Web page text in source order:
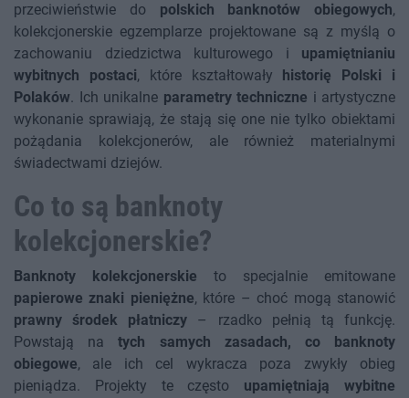
przeciwieństwie do polskich banknotów obiegowych,
kolekcjonerskie egzemplarze projektowane są z myślą o
zachowaniu dziedzictwa kulturowego i upamiętnianiu
wybitnych postaci, które kształtowały
historię Polski i
Polaków. Ich unikalne parametry techniczne i artystyczne
wykonanie sprawiają, że stają się one nie tylko obiektami
pożądania kolekcjonerów, ale również materialnymi
świadectwami dziejów.
Co to są banknoty
kolekcjonerskie?
Banknoty kolekcjonerskie to specjalnie emitowane
papierowe znaki pieniężne, które – choć mogą stanowić
prawny środek płatniczy – rzadko pełnią tą funkcję.
Powstają natych samych zasadach, co banknoty
obiegowe, ale ich cel wykracza poza zwykły obieg
pieniądza. Projekty te często upamiętniają wybitne